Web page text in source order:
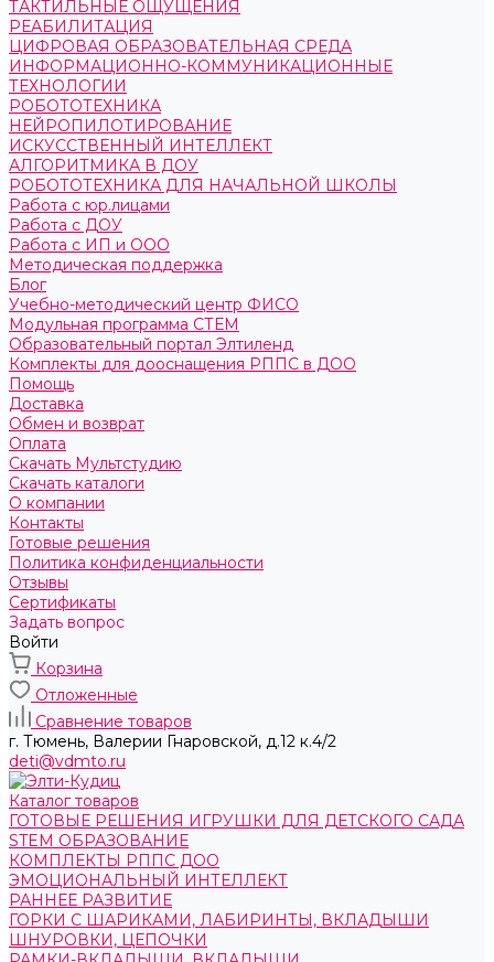
ТАКТИЛЬНЫЕ ОЩУЩЕНИЯ
РЕАБИЛИТАЦИЯ
ЦИФРОВАЯ ОБРАЗОВАТЕЛЬНАЯ СРЕДА
ИНФОРМАЦИОННО-КОММУНИКАЦИОННЫЕ
ТЕХНОЛОГИИ
РОБОТОТЕХНИКА
НЕЙРОПИЛОТИРОВАНИЕ
ИСКУССТВЕННЫЙ ИНТЕЛЛЕКТ
АЛГОРИТМИКА В ДОУ
РОБОТОТЕХНИКА ДЛЯ НАЧАЛЬНОЙ ШКОЛЫ
Работа с юр.лицами
Работа с ДОУ
Работа с ИП и ООО
Методическая поддержка
Блог
Учебно-методический центр ФИСО
Модульная программа СТЕМ
Образовательный портал Элтиленд
Комплекты для дооснащения РППС в ДОО
Помощь
Доставка
Обмен и возврат
Оплата
Скачать Мультстудию
Скачать каталоги
О компании
Контакты
Готовые решения
Политика конфиденциальности
Отзывы
Сертификаты
Задать вопрос
Войти
Корзина
Отложенные
Сравнение товаров
г. Тюмень, ​Валерии Гнаровской, д.12 к.4/2
deti@vdmto.ru
Каталог товаров
ГОТОВЫЕ РЕШЕНИЯ ИГРУШКИ ДЛЯ ДЕТСКОГО САДА
STEM ОБРАЗОВАНИЕ
КОМПЛЕКТЫ РППС ДОО
ЭМОЦИОНАЛЬНЫЙ ИНТЕЛЛЕКТ
РАННЕЕ РАЗВИТИЕ
ГОРКИ С ШАРИКАМИ, ЛАБИРИНТЫ, ВКЛАДЫШИ
ШНУРОВКИ, ЦЕПОЧКИ